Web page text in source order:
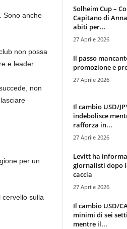
Sono anche
non possa
e leader.
non
per un
sulla
Solheim Cup –
Capitano di
abiti per...
27 Aprile 2026
Il passo
promozione e
27 Aprile 2026
Il cambio USD/
indebolisce
rafforza in...
27 Aprile 2026
Levitt ha
giornalisti dopo
caccia
27 Aprile 2026
Il cambio USD/
minimi di sei
mentre il...